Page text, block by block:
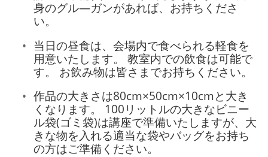
身のグル―ガンがあれば、お持ちくださ
い。
当日の昼食は、会場内で食べられる軽食を
用意いたします。 教室内での飲食は可能で
す。 お飲み物は皆さまでお持ちください。
作品の大きさは80cm×50cm×10cmと大き
くなります。 100リットルの大きなビニー
ル袋(ゴミ袋)は講座で準備いたしますが、大
きな物を入れる適当な袋やバッグをお持ち
の方はご準備ください。